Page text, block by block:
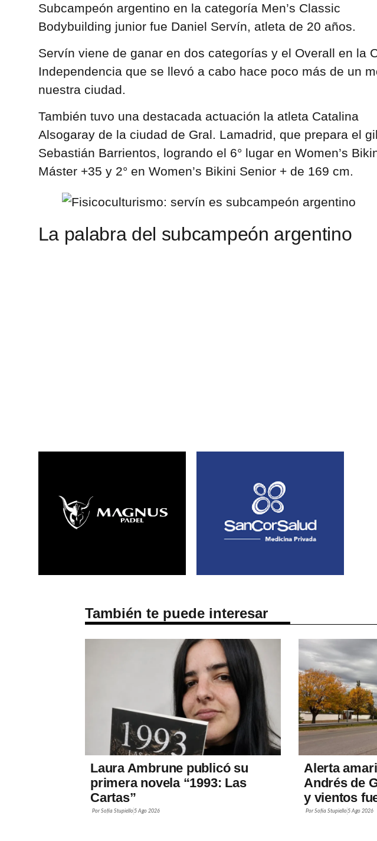
Subcampeón argentino en la categoría Men’s Classic
Bodybuilding junior fue Daniel Servín, atleta de 20 años.
Servín viene de ganar en dos categorías y el Overall en la
Independencia que se llevó a cabo hace poco más de un
nuestra ciudad.
También tuvo una destacada actuación la atleta Catalina
Alsogaray de la ciudad de Gral. Lamadrid, que prepara el
Sebastián Barrientos, logrando el 6° lugar en Women’s
Máster +35 y 2° en Women’s Bikini Senior + de 169 cm.
La palabra del subcampeón argentino
También te puede interesar
Laura Ambrune publicó su
primera novela “1993: Las
Cartas”
Por Sofía Stupiello5 Ago 2026
Alerta
Andrés de
y vientos
Por Sofía Stupiello5 Ago 2026